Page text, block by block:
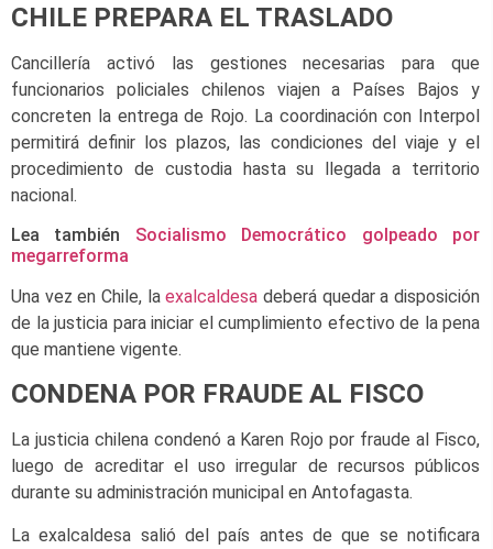
CHILE PREPARA EL TRASLADO
Cancillería activó las gestiones necesarias para que
funcionarios policiales chilenos viajen a Países Bajos y
concreten la entrega de Rojo. La coordinación con Interpol
permitirá definir los plazos, las condiciones del viaje y el
procedimiento de custodia hasta su llegada a territorio
nacional.
Lea también Socialismo Democrático golpeado por
megarreforma
Una vez en Chile, laexalcaldesa deberá quedar a disposición
de la justicia para iniciar el cumplimiento efectivo de la pena
que mantiene vigente.
CONDENA POR FRAUDE AL FISCO
La justicia chilena condenó a Karen Rojo por fraude al Fisco,
luego de acreditar el uso irregular de recursos públicos
durante su administración municipal en Antofagasta.
La exalcaldesa salió del país antes de que se notificara